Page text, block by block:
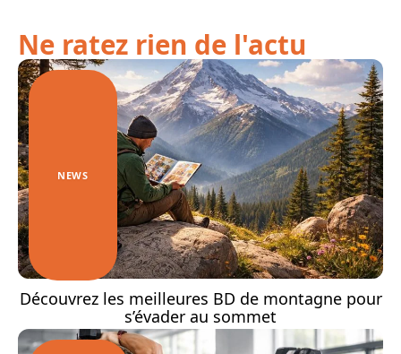
Ne ratez rien de l'actu
NEWS
Découvrez les meilleures BD de montagne pour
s’évader au sommet